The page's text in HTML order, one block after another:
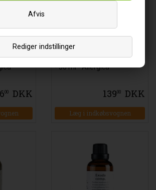
Rediger indstillinger
Afvis
phos.
00 DKK
Cellesalt 5: Kalium phos. D12
- 50 ml - Allergica
13900 DKK
Læg i indkøbsvognen